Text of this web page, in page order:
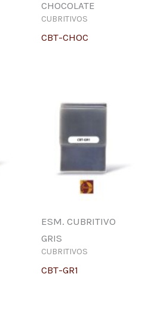
CHOCOLATE
CUBRITIVOS
CBT-CHOC
ESM. CUBRITIVO
GRIS
CUBRITIVOS
CBT-GR1